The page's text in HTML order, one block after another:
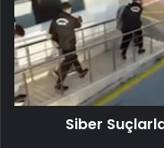
Siber